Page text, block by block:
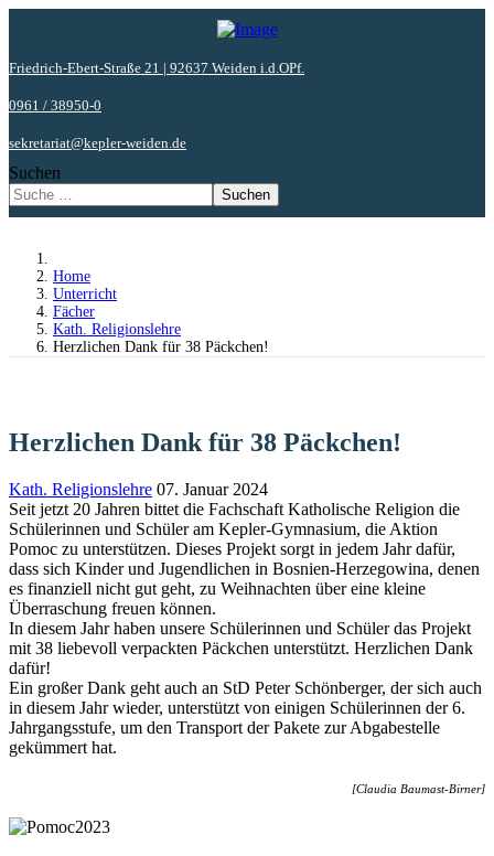
Friedrich-Ebert-Straße 21 | 92637 Weiden i.d.OPf.
0961 / 38950-0
sekretariat@kepler-weiden.de
Suchen
Suchen
Home
Unterricht
Fächer
Kath. Religionslehre
Herzlichen Dank für 38 Päckchen!
Herzlichen Dank für 38 Päckchen!
Kath. Religionslehre 07. Januar 2024
Seit jetzt 20 Jahren bittet die Fachschaft Katholische Religion die
Schülerinnen und Schüler am Kepler-Gymnasium, die Aktion
Pomoc zu unterstützen. Dieses Projekt sorgt in jedem Jahr dafür,
dass sich Kinder und Jugendlichen in Bosnien-Herzegowina, denen
es finanziell nicht gut geht, zu Weihnachten über eine kleine
Überraschung freuen können.
In diesem Jahr haben unsere Schülerinnen und Schüler das Projekt
mit 38 liebevoll verpackten Päckchen unterstützt. Herzlichen Dank
dafür!
Ein großer Dank geht auch an StD Peter Schönberger, der sich auch
in diesem Jahr wieder, unterstützt von einigen Schülerinnen der 6.
Jahrgangsstufe, um den Transport der Pakete zur Abgabestelle
gekümmert hat.
[Claudia Baumast-Birner]